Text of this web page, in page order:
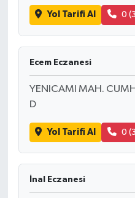
Yol Tarifi Al 0
Ecem Eczanesi
YENICAMI MAH.
D
Yol Tarifi Al 0
İnal Eczanesi